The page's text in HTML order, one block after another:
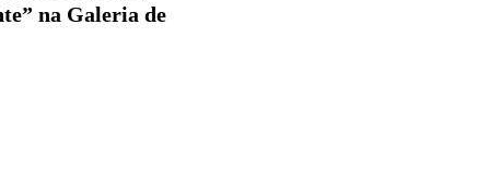
na Galeria de